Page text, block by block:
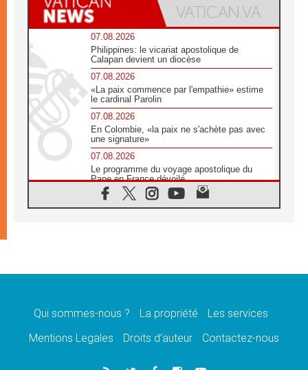
07.08.2026
Philippines: le vicariat apostolique de
Calapan devient un diocèse
07.08.2026
«La paix commence par l'empathie» estime
le cardinal Parolin
07.08.2026
En Colombie, «la paix ne s'achète pas avec
une signature»
07.08.2026
Le programme du voyage apostolique du
Pape en France dévoilé
07.08.2026
1ère Conférence continentale sur l'éducation
07.08.2026
07.08.2026
lancement des «dix jours de prière pour la
06.08.2026
Qui sommes-nous ? La propriété
Les services
Mentions Legales
Droits d’auteur Contactez-nous